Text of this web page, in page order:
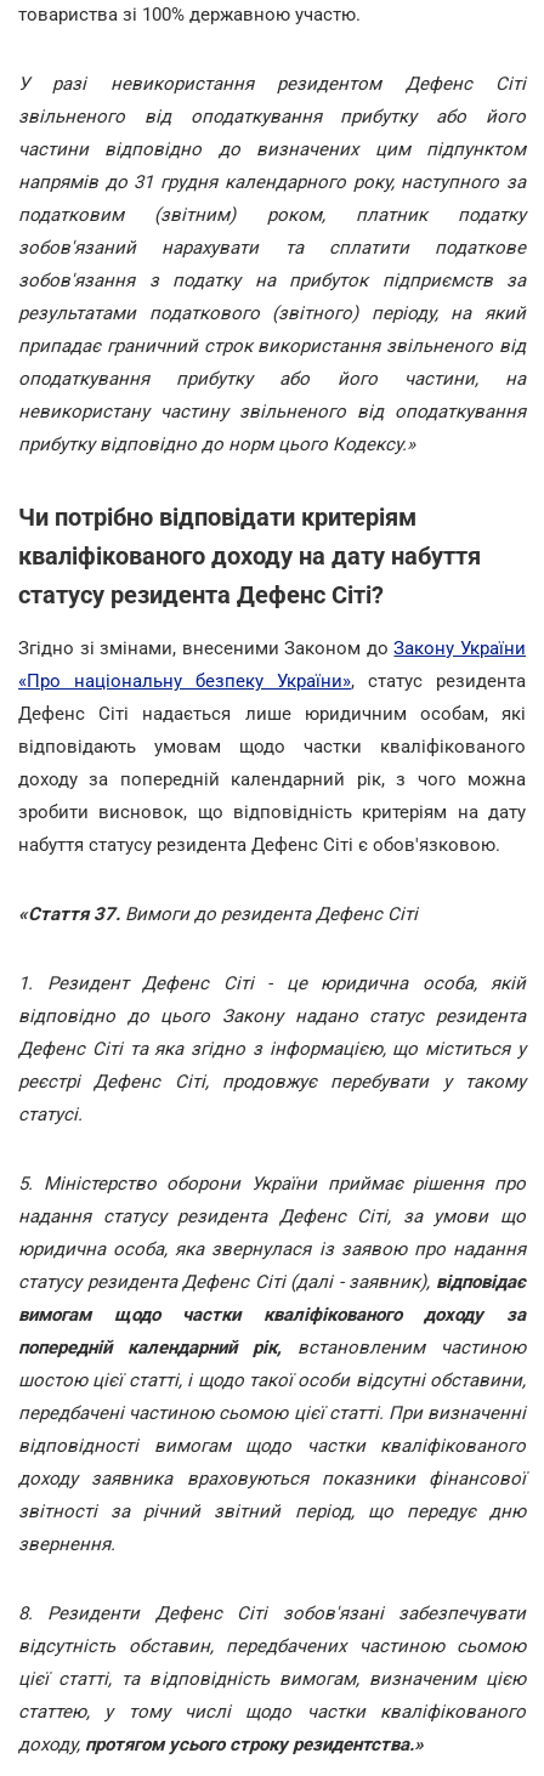
товариства зі 100% державною участю.
У разі невикористання резидентом Дефенс Сіті
звільненого від оподаткування прибутку або його
частини відповідно до визначених цим підпунктом
напрямів до 31 грудня календарного року, наступного за
податковим (звітним) роком, платник податку
зобов'язаний нарахувати та сплатити податкове
зобов'язання з податку на прибуток підприємств за
результатами податкового (звітного) періоду, на який
припадає граничний строк використання звільненого від
оподаткування прибутку або його частини, на
невикористану частину звільненого від оподаткування
прибутку відповідно до норм цього Кодексу.»
Чи потрібно відповідати критеріям
кваліфікованого доходу на дату набуття
статусу резидента Дефенс Сіті?
Згідно зі змінами, внесеними Законом доЗакону України
«Про національну безпеку України», статус резидента
Дефенс Сіті надається лише юридичним особам, які
відповідають умовам щодо частки кваліфікованого
доходу за попередній календарний рік, з чого можна
зробити висновок, що відповідність критеріям на дату
набуття статусу резидента Дефенс Сіті є обов'язковою.
«Стаття 37. Вимоги до резидента Дефенс Сіті
1. Резидент Дефенс Сіті - це юридична особа, якій
відповідно до цього Закону надано статус резидента
Дефенс Сіті та яка згідно з інформацією, що міститься у
реєстрі Дефенс Сіті, продовжує перебувати у такому
статусі.
5. Міністерство оборони України приймає рішення про
надання статусу резидента Дефенс Сіті, за умови що
юридична особа, яка звернулася із заявою про надання
статусу резидента Дефенс Сіті (далі - заявник), відповідає
вимогам щодо частки кваліфікованого доходу за
попередній календарний рік, встановленим частиною
шостою цієї статті, і щодо такої особи відсутні обставини,
передбачені частиною сьомою цієї статті. При визначенні
відповідності вимогам щодо частки кваліфікованого
доходу заявника враховуються показники фінансової
звітності за річний звітний період, що передує дню
звернення.
8. Резиденти Дефенс Сіті зобов'язані забезпечувати
відсутність обставин, передбачених частиною сьомою
цієї статті, та відповідність вимогам, визначеним цією
статтею, у тому числі щодо частки кваліфікованого
доходу, протягом усього строку резидентства.»